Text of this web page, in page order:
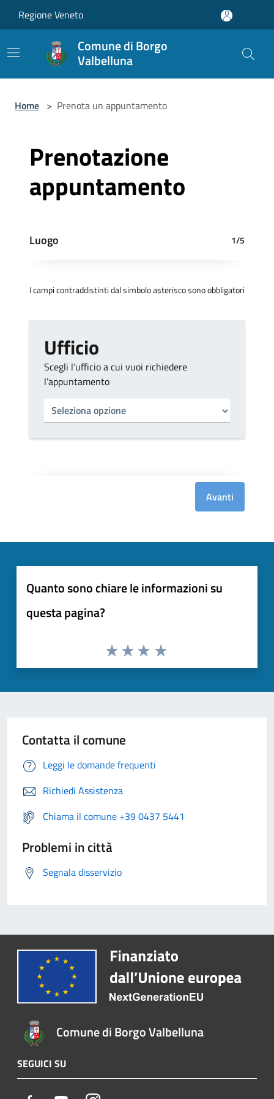
Regione Veneto
Comune di Borgo
Valbelluna
Home > Prenota un appuntamento
Prenotazione
appuntamento
Luogo 1/5
I campi contraddistinti dal simbolo asterisco sono obbligatori
Ufficio
Scegli l’ufficio a cui vuoi richiedere
l’appuntamento
Tipo di ufficio
Avanti
Quanto sono chiare le informazioni su
questa pagina?
Contatta il comune
Leggi le domande frequenti
Richiedi Assistenza
Chiama il comune +39 0437 5441
Problemi in città
Segnala disservizio
Comune di Borgo Valbelluna
SEGUICI SU